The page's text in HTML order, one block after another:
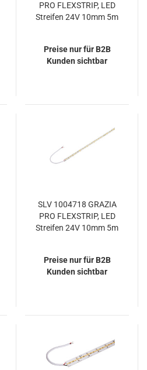
PRO FLEXSTRIP, LED
Streifen 24V 10mm 5m
Preise nur für B2B
Kunden sichtbar
SLV 1004718 GRAZIA
PRO FLEXSTRIP, LED
Streifen 24V 10mm 5m
Preise nur für B2B
Kunden sichtbar